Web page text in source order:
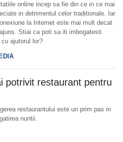
online incep sa fie din ce in ce mai
in detrimentul celor traditionale. Iar
la Internet este mai mult decat
Stiai ca poti sa iti imbogatesti
ajutorul lor?
potrivit restaurant pentru
restaurantului este un prim pas in
nuntii.